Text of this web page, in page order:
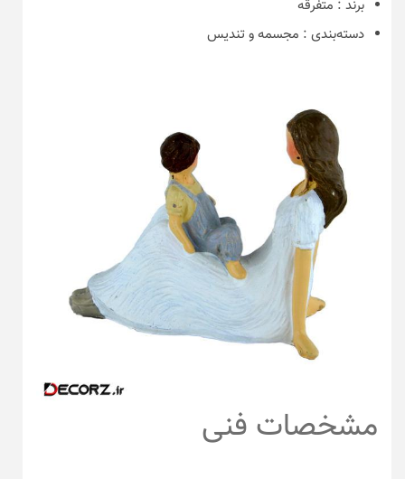
برند : متفرقه
دسته‌بندی : مجسمه و تندیس
مشخصات فنی